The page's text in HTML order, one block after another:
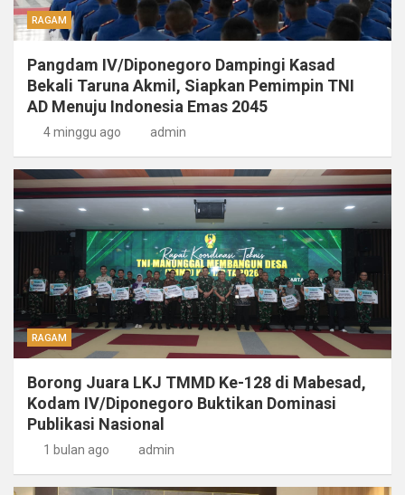
RAGAM
Pangdam IV/Diponegoro Dampingi Kasad
Bekali Taruna Akmil, Siapkan Pemimpin TNI
AD Menuju Indonesia Emas 2045
4 minggu ago admin
RAGAM
Borong Juara LKJ TMMD Ke-128 di Mabesad,
Kodam IV/Diponegoro Buktikan Dominasi
Publikasi Nasional
1 bulan ago admin